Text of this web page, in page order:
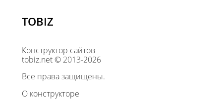
TOBIZ
Конструктор сайтов
tobiz.net © 2013-2026
Все права защищены.
О конструкторе